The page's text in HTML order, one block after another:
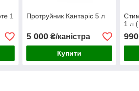
1
Протруйник Кантаріс 5 л
5 000₴/каністра
Купити
1 л
990